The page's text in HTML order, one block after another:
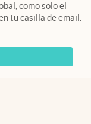
como solo el
tu casilla de email.